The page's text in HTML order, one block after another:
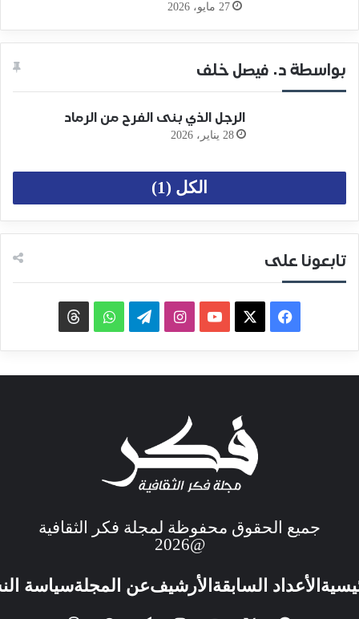
27 مايو، 2026
بواسطة د. فيصل خلف
الرجل الذي بنى الفرح من الرماد
28 يناير، 2026
الكل (1)
تابعونا على
جميع الحقوق محفوظة لمجلة فكر الثقافية
@2026
الأعداد السابقة الأرشيفعن المجلةسياسة